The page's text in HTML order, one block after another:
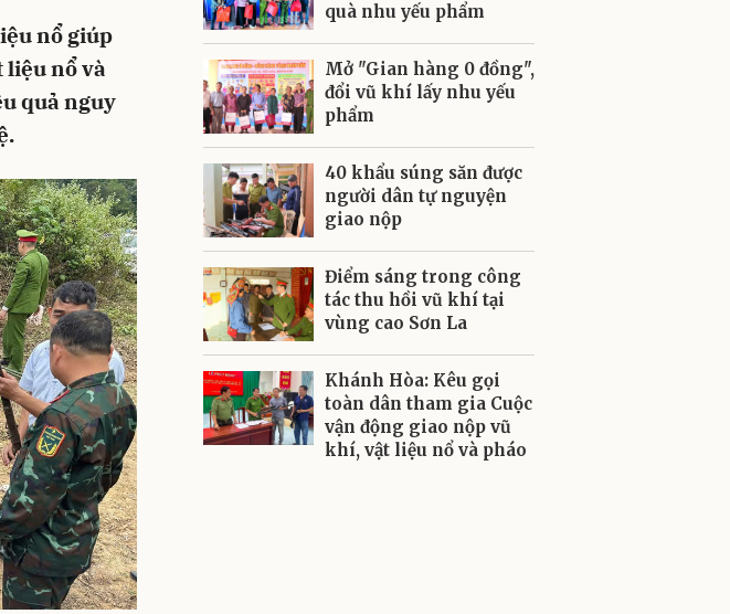
nổ giúp
liệu nổ và
quả nguy
quà nhu yếu phẩm
Mở "Gian hàng 0 đồng",
đổi vũ khí lấy nhu yếu
phẩm
40 khẩu súng săn được
người dân tự nguyện
giao nộp
Điểm sáng trong công
tác thu hồi vũ khí tại
vùng cao Sơn La
Khánh Hòa: Kêu gọi
toàn dân tham gia Cuộc
vận động giao nộp vũ
khí, vật liệu nổ và pháo
Gửi